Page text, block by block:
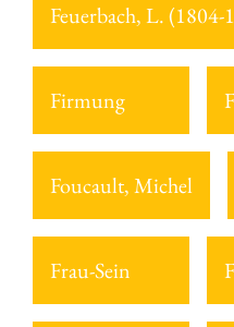
Feuerbach, L. (1804-
Firmung
Foucault, Michel
Frau-Sein